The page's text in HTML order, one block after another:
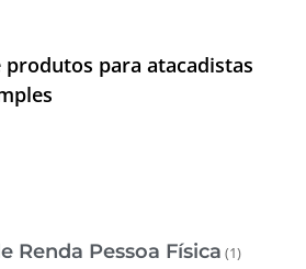
produtos para atacadistas
Renda Pessoa Física (1)